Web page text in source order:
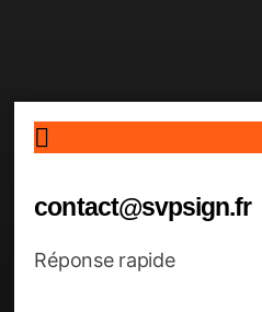
contact@svpsign.fr
Réponse rapide